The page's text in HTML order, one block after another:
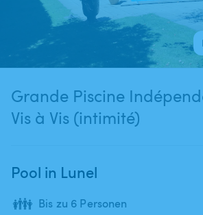
Grande Piscine
Vis à Vis (intimité)
Pool in Lunel
👪 Bis zu 6 Personen